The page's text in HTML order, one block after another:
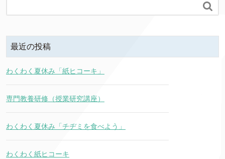

最近の投稿
わくわく夏休み「紙ヒコーキ」
専門教養研修（授業研究講座）
わくわく夏休み「チヂミを食べよう」
わくわく紙ヒコーキ